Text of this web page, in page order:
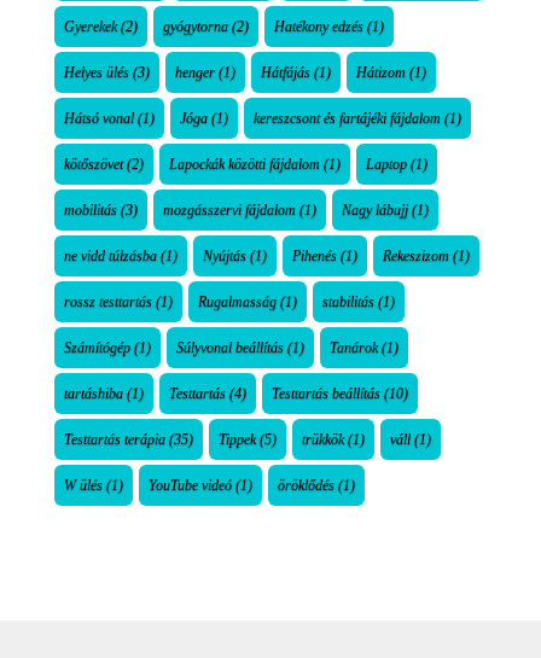
Gyerekek(2) gyógytorna(2) Hatékony edzés(1)
Helyes ülés(3) henger(1) Hátfájás(1) Hátizom (1)
Hátsó vonal(1) Jóga(1) kereszcsont és fartájéki fájdalom (1)
kötőszövet(2) Lapockák közötti fájdalom (1) Laptop(1)
mobilitás(3) mozgásszervi fájdalom (1) Nagy lábujj(1)
ne vidd túlzásba(1) Nyújtás(1) Pihenés(1) Rekeszizom (1)
rossz testtartás(1) Rugalmasság(1) stabilitás(1)
Számítógép(1) Súlyvonal beállítás(1) Tanárok(1)
tartáshiba(1) Testtartás(4) Testtartás beállítás(10)
Testtartás terápia(35) Tippek(5) trükkök(1) váll(1)
W ülés(1) YouTube videó(1) öröklődés(1)